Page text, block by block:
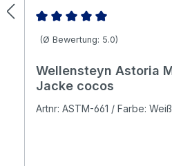
Durchschnittliche
(Ø Bewertung: 5.0)
Wellensteyn Astoria
Jacke cocos
Artnr: ASTM-661 / Farbe: Weiß